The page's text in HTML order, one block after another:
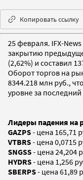
Копировать ссылку
25 февраля. IFX-
закрытию
(2,62%) и составил
Оборот торгов на
8344.218 млн руб.,
уровне за последний
Лидеры падения на
GAZPS- цена 165,71
VTBRS- цена 0,0715
SNGSS- цена 24,204
HYDRS- цена 1,256
SBERPS- цена 61,89